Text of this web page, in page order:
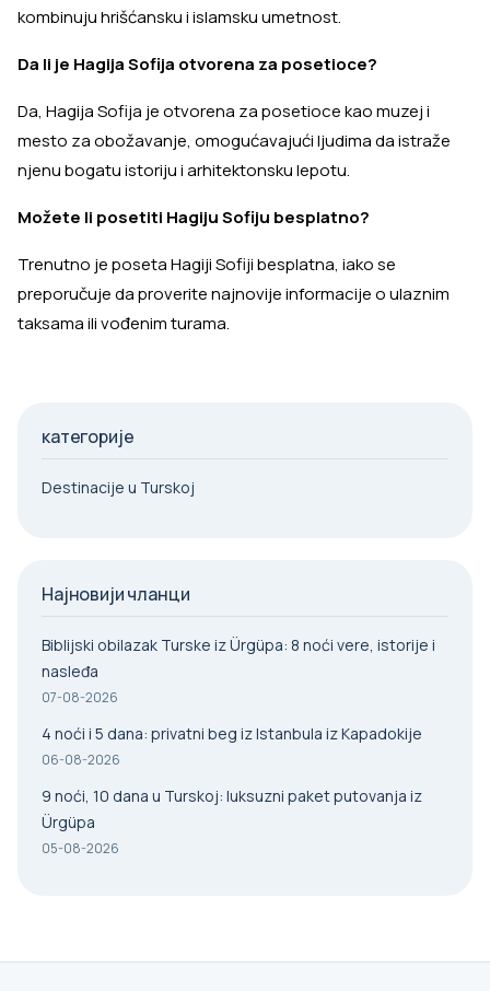
kombinuju hrišćansku i islamsku umetnost.
Da li je Hagija Sofija otvorena za posetioce?
Da, Hagija Sofija je otvorena za posetioce kao muzej i
mesto za obožavanje, omogućavajući ljudima da istraže
njenu bogatu istoriju i arhitektonsku lepotu.
Možete li posetiti Hagiju Sofiju besplatno?
Trenutno je poseta Hagiji Sofiji besplatna, iako se
preporučuje da proverite najnovije informacije o ulaznim
taksama ili vođenim turama.
категорије
Destinacije u Turskoj
Најновији чланци
Biblijski obilazak Turske iz Ürgüpa: 8 noći vere, istorije i
nasleđa
07-08-2026
4 noći i 5 dana: privatni beg iz Istanbula iz Kapadokije
06-08-2026
9 noći, 10 dana u Turskoj: luksuzni paket putovanja iz
Ürgüpa
05-08-2026